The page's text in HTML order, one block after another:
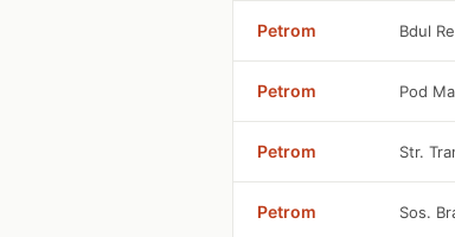
Petrom Bdul
Petrom Pod
Petrom Str.
Petrom Sos.